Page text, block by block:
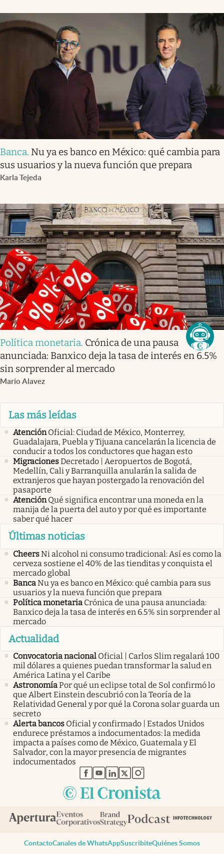
Banca. Nu ya es banco en México: qué cambia para
sus usuarios y la nueva función que prepara
Karla Tejeda
Política monetaria. Crónica de una pausa
anunciada: Banxico deja la tasa de interés en 6.5%
sin sorprender al mercado
Mario Alavez
Las más leídas
Atención Oficial: Ciudad de México, Monterrey,
Guadalajara, Puebla y Tijuana cancelarán la licencia de
conducir a todos los conductores que hagan esto
MigracionesDecretado | Aeropuertos de Bogotá,
Medellín, Cali y Barranquilla anularán la salida de
extranjeros que hayan postergado la renovación del
pasaporte
Atención Qué significa encontrar una moneda en la
manija de la puerta del auto y por qué es importante
saber qué hacer
Últimas noticias
CheersNi alcohol ni consumo tradicional: Así es como la
cerveza sostiene el 40% de las tienditas y conquista el
mercado global
BancaNu ya es banco en México: qué cambia para sus
usuarios y la nueva función que prepara
Política monetaria Crónica de una pausa anunciada:
Banxico deja la tasa de interés en 6.5% sin sorprender al
mercado
Actualidad
Convocatoria nacional Oficial | Carlos Slim regalará 100
mil dólares a quienes puedan transformar la salud en
América Latina y el Caribe
AstronomíaPor qué un eclipse total de Sol confirmó lo
que Albert Einstein descubrió con la Teoría de la
Relatividad General y por qué la Corona solar guarda un
secreto
Alerta bancos Oficial y confirmado | Estados Unidos
endurece préstamos a indocumentados: la medida
impacta a países como de México, Guatemala y El
Salvador, con la mayor presencia de migrantes
indocumentados
abre en nueva pestaña
abre en nueva pestaña
abre en nueva pestaña
abre en nueva pestaña
abre en nueva pestaña
ContactoCanales de WhatsAppSuscribiteQuiénes Somos